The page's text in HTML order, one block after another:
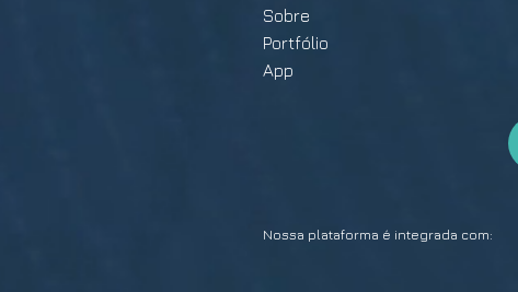
Sobre
Portfólio
App
Nossa plataforma é integrada com: